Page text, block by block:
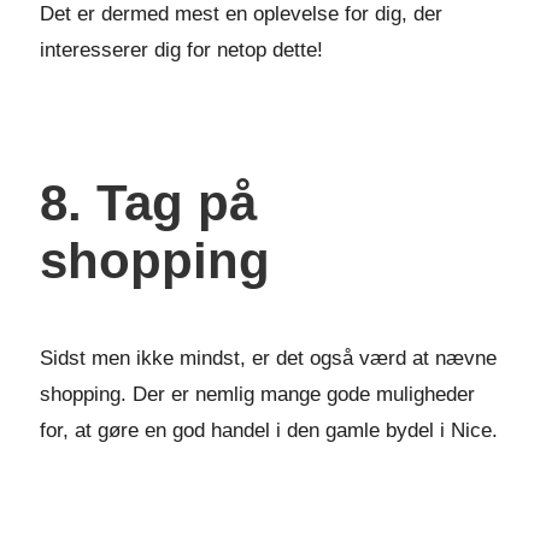
Det er dermed mest en oplevelse for dig, der
interesserer dig for netop dette!
8. Tag på
shopping
Sidst men ikke mindst, er det også værd at nævne
shopping. Der er nemlig mange gode muligheder
for, at gøre en god handel i den gamle bydel i Nice.